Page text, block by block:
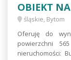
OBIEKT
śląskie, Bytom
Oferuję do
powierzchni
nieruchomości: